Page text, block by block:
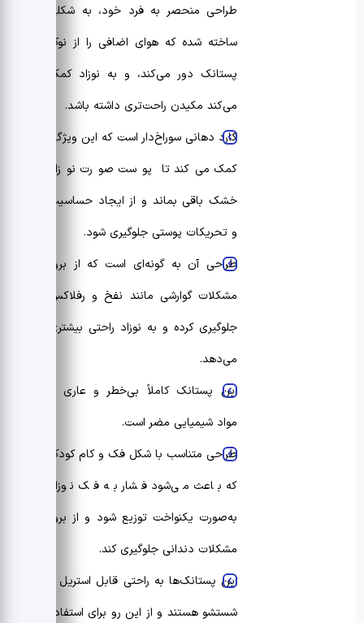
طراحی منحصر به فرد خود، به شکلی
ساخته شده که هوای اضافی را از نوک
پستانک دور می‌کند، و به نوزاد کمک
می‌کند مکیدن راحت‌تری داشته باشد.
گارد دهانی سوراخ‌دار است که این ویژگی
کمک می‌کند تا پوست صورت نوزاد
خشک باقی بماند و از ایجاد حساسیت
و تحریکات پوستی جلوگیری شود.
طراحی آن به گونه‌ای است که از بروز
مشکلات گوارشی مانند نفخ و رفلاکس
جلوگیری کرده و به نوزاد راحتی بیشتری
می‌دهد.
این پستانک کاملاً بی‌خطر و عاری از
مواد شیمیایی مضر است.
طراحی متناسب با شکل فک و کام کودک
که باعث می‌شود فشار به فک نوزاد
به‌صورت یکنواخت توزیع شود و از بروز
مشکلات دندانی جلوگیری کند.
این پستانک‌ها به راحتی قابل استریل و
شستشو هستند و از این رو برای استفاده